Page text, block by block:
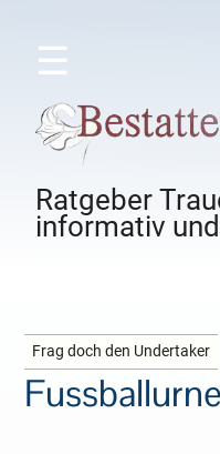
☰
Ratgeber
informativ
Frag doch den Undertaker
Fussballurne